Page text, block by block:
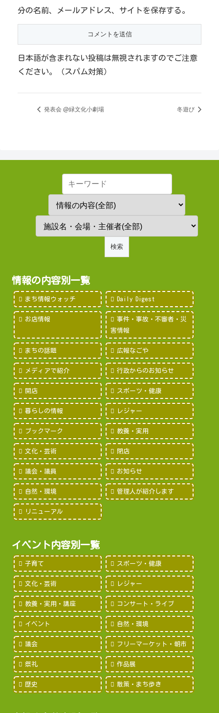
分の名前、メールアドレス、サイトを保存する。
日本語が含まれない投稿は無視されますのでご注意
ください。（スパム対策）
発表会 @緑文化小劇場 冬遊び
情報の内容別一覧
まち情報ウォッチ Daily Digest
お店情報
事件・事故・不審者・災
害情報
まちの話題 広報なごや
メディアで紹介 行政からのお知らせ
開店 スポーツ・健康
暮らしの情報 レジャー
ブックマーク 教養・実用
文化・芸術 閉店
議会・議員 お知らせ
自然・環境 管理人が紹介します
リニューアル
イベント内容別一覧
子育て スポーツ・健康
文化・芸術 レジャー
教養・実用・講座 コンサート・ライブ
イベント 自然・環境
議会 フリーマーケット・朝市
祭礼 作品展
歴史 散策・まち歩き